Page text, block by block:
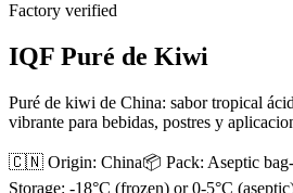
Factory verified
IQF Puré de Kiwi
Puré de kiwi de China: sabor tropical
vibrante para bebidas, postres y
🇨🇳 Origin: China📦 Pack: Aseptic
Storage: -18°C (frozen) or 0-5°C